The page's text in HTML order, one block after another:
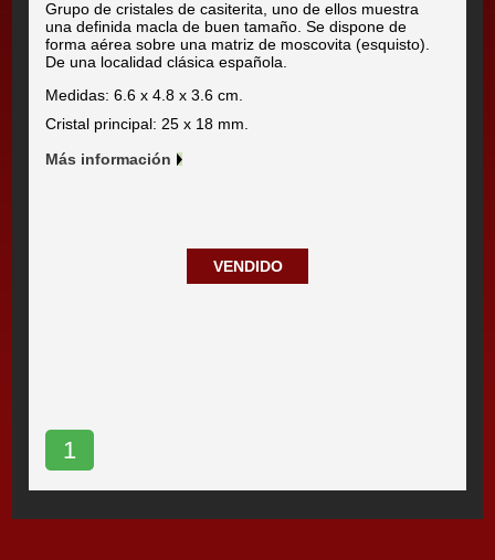
Grupo de cristales de casiterita, uno de ellos muestra
una definida macla de buen tamaño. Se dispone de
forma aérea sobre una matriz de moscovita (esquisto).
De una localidad clásica española.
Medidas: 6.6 x 4.8 x 3.6 cm.
Cristal principal: 25 x 18 mm.
Más información
VENDIDO
1